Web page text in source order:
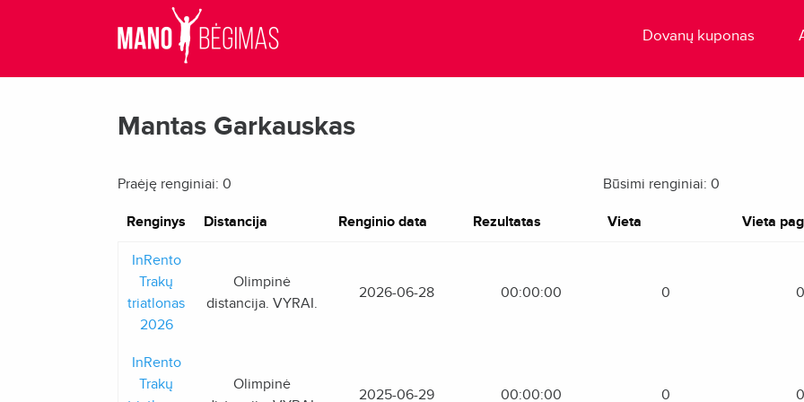
Dovanų kuponas
Mantas Garkauskas
Praėję renginiai: 0 Būsimi renginiai: 0
Renginys Distancija Renginio data Rezultatas Vieta Vieta
InRento
Trakų
triatlonas
2026
Olimpinė
distancija. VYRAI.
2026-06-28 00:00:00 0 0
InRento
Trakų
Olimpinė
2025-06-29 00:00:00 0 0